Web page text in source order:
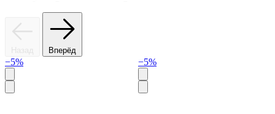
Назад Вперёд
−5% −5%